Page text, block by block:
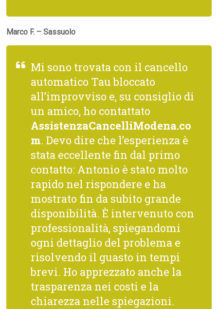
Marco F. – Sassuolo
Mi sono trovata con il cancello
automatico Tau bloccato
all’improvviso e, su consiglio di
un amico, ho contattato
AssistenzaCancelliModena.co
m. Devo dire che l’esperienza è
stata eccellente fin dal primo
contatto: Antonio è stato molto
rapido nel rispondere e ha
mostrato fin da subito grande
disponibilità. È intervenuto con
professionalità, spiegandomi
ogni dettaglio del problema e
risolvendo il guasto in tempi
brevi. Ho apprezzato anche la
trasparenza nei costi e la
chiarezza nelle spiegazioni.